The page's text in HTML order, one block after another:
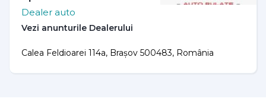
Dealer auto
Calea Feldioarei 114a, Brașov 500483, România